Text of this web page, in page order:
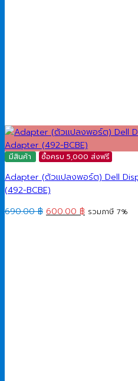
มีสินค้า ซื้อครบ 5,000 ส่งฟรี
Adapter (ตัวแปลงพอร์ต) Dell
(492-BCBE)
690.00฿ Original
600.00฿ Current
รวมภาษี 7%